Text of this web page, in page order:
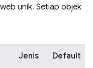
unik. Setiap objek
Jenis Default